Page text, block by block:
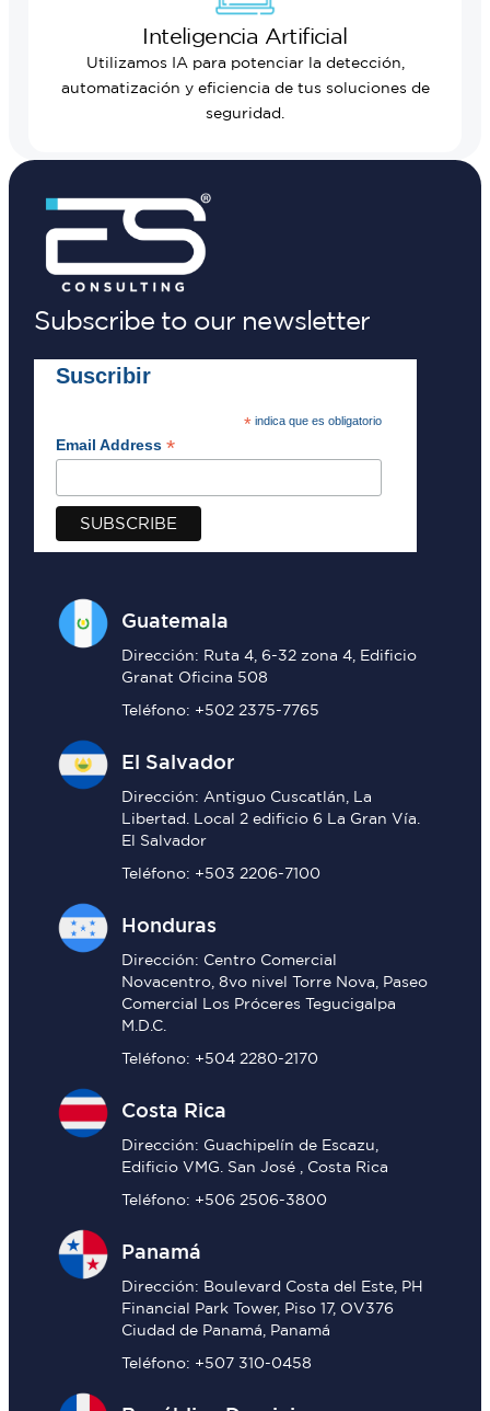
Inteligencia Artificial
Utilizamos IA para potenciar la detección,
automatización y eficiencia de tus soluciones de
seguridad.
Subscribe to our newsletter
Suscribir
* indica que es obligatorio
Email Address*
Guatemala
Dirección: Ruta 4, 6-32 zona 4, Edificio
Granat Oficina 508
Teléfono: +502 2375-7765
El Salvador
Dirección: Antiguo Cuscatlán, La
Libertad. Local 2 edificio 6 La Gran Vía.
El Salvador
Teléfono: +503 2206-7100
Honduras
Dirección: Centro Comercial
Novacentro, 8vo nivel Torre Nova, Paseo
Comercial Los Próceres Tegucigalpa
M.D.C.
Teléfono: +504 2280-2170
Costa Rica
Dirección: Guachipelín de Escazu,
Edificio VMG. San José , Costa Rica
Teléfono: +506 2506-3800
Panamá
Dirección: Boulevard Costa del Este, PH
Financial Park Tower, Piso 17, OV376
Ciudad de Panamá, Panamá
Teléfono: +507 310-0458